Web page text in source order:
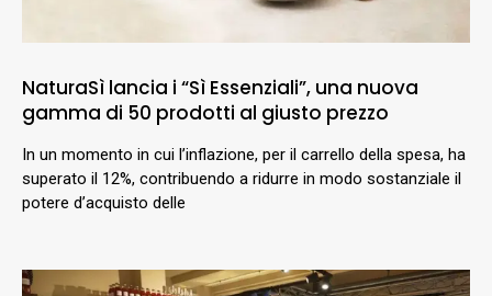
NaturaSì lancia i “Sì Essenziali”, una nuova
gamma di 50 prodotti al giusto prezzo
In un momento in cui l’inflazione, per il carrello della spesa, ha
superato il 12%, contribuendo a ridurre in modo sostanziale il
potere d’acquisto delle